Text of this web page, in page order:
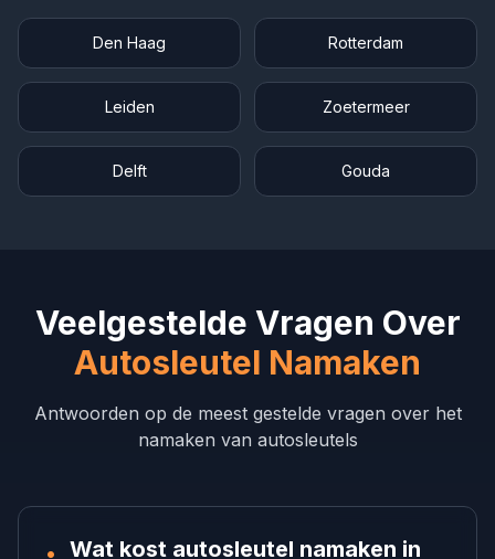
Den Haag Rotterdam
Leiden Zoetermeer
Delft Gouda
Veelgestelde Vragen Over
Autosleutel Namaken
Antwoorden op de meest gestelde vragen over het
namaken van autosleutels
• Wat kost autosleutel namaken in